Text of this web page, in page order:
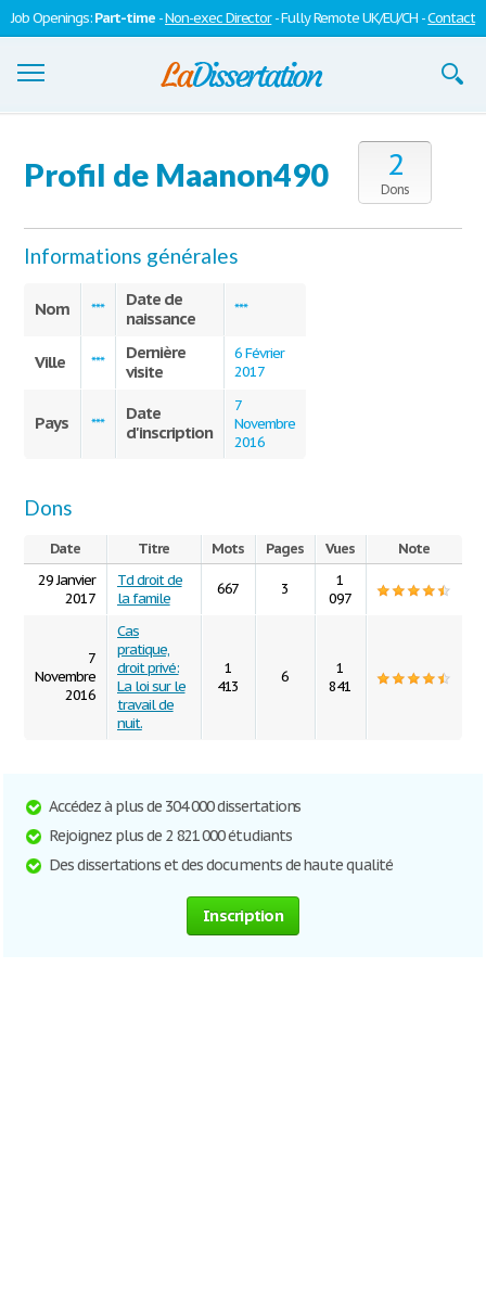
Job Openings:Part-time -Non-exec Director- Fully Remote UK/EU/CH -Contact
S'inscrire
Se connecter
2
Dons
Profil de Maanon490
Informations générales
Nom ***
Date de
naissance
***
Ville ***
Dernière
visite
6 Février
2017
Pays ***
Date
d'inscription
7
Novembre
2016
Dons
Date Titre Mots Pages Vues
Note
29 Janvier
2017
Td droit de
la famile
667 3
1
097
7
Novembre
2016
Cas
pratique,
droit privé:
La loi sur le
travail de
nuit.
1
413
6
1
841
Accédez à plus de 304 000 dissertations
Rejoignez plus de 2 821 000 étudiants
Des dissertations et des documents de haute qualité
Inscription